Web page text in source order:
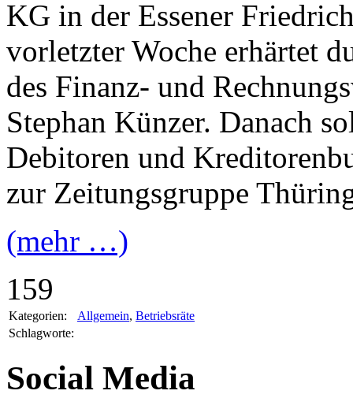
KG in der Essener
vorletzter Woche erhärtet
des Finanz- und
Stephan Künzer. Danach
Debitoren und
zur Zeitungsgruppe
(mehr …)
159
Kategorien: Allgemein, Betriebsräte
Schlagworte:
Social Media